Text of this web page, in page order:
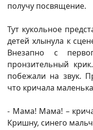
получу посвящение.
Тут кукольное
детей хлынула к
Внезапно с
пронзительный
побежали на звук.
что кричала
- Мама! Мама! –
Кришну, синего